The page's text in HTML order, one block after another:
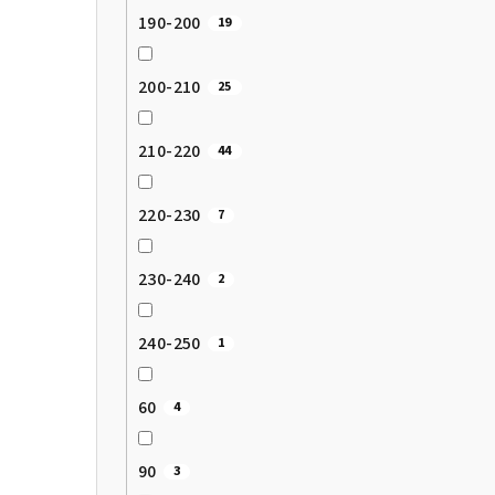
190-200 19
200-210 25
210-220 44
220-230 7
230-240 2
240-250 1
60 4
90 3